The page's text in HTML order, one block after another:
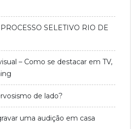
SELETIVO RIO DE
– Como se destacar em TV,
de lado?
uma audição em casa